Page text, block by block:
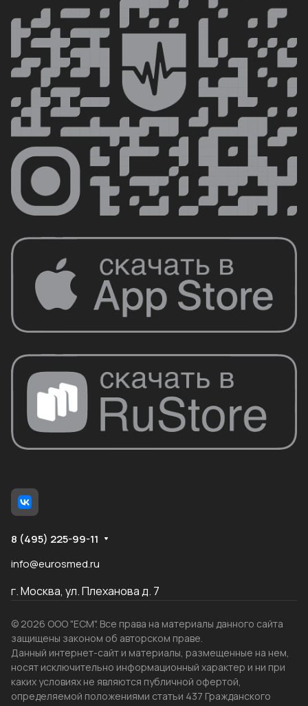
8 (495) 225-99-11
info@eurosmed.ru
г. Москва, ул. Плеханова д. 7
© 2026 ООО "ЕСМ". Все права на материалы данного сайта
защищены законом об авторском праве.
Данный интернет-сайт и материалы, размещенные на нем,
носят исключительно информационный характер и ни при
каких условиях не являются публичной офертой,
определяемой положениями статьи 437 Гражданского